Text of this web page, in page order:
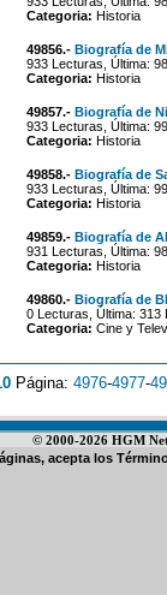
Categoria: Historia
49856.- Biografía de
933 Lecturas, Última:
Categoria: Historia
49857.- Biografía de
933 Lecturas, Última:
Categoria: Historia
49858.- Biografía de
933 Lecturas, Última:
Categoria: Historia
49859.- Biografía de
931 Lecturas, Última:
Categoria: Historia
49860.- Biografía de
0 Lecturas, Última: 313
Categoria: Cine y
Página: 4976-4977-
© 2000-2026 HGM
acepta los